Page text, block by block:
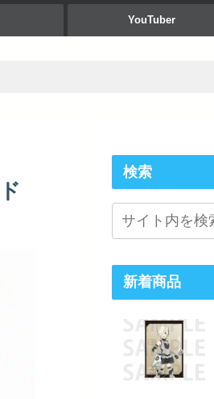
YouTuber
検索
新着商品